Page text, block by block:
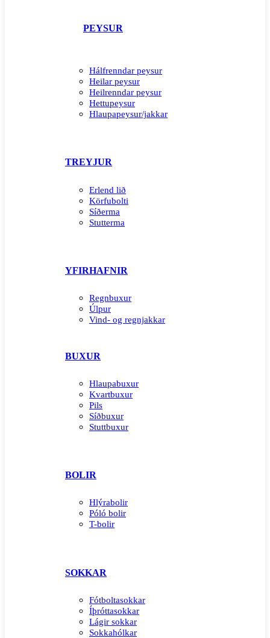
PEYSUR
Hálfrenndar peysur
Heilar peysur
Heilrenndar peysur
Hettupeysur
Hlaupapeysur/jakkar
TREYJUR
Erlend lið
Körfubolti
Síðerma
Stutterma
YFIRHAFNIR
Regnbuxur
Úlpur
Vind- og regnjakkar
BUXUR
Hlaupabuxur
Kvartbuxur
Pils
Síðbuxur
Stuttbuxur
BOLIR
Hlýrabolir
Póló bolir
T-bolir
SOKKAR
Fótboltasokkar
Íþróttasokkar
Lágir sokkar
Sokkahólkar